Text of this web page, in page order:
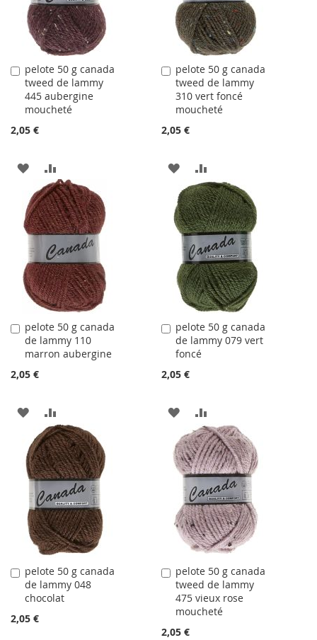
D'ACHATS
D'ACHATS
pelote 50 g canada
tweed de lammy
445 aubergine
moucheté
2,05 €
Ajouter
au
panier
AJOUTER
À
LA
LISTE
D'ACHATS
AU
COMPARATEUR
pelote 50 g canada
tweed de lammy
310 vert foncé
moucheté
2,05 €
Ajouter
au
panier
AJOUTER
À
LA
LISTE
D'ACHATS
AU
COMPARATEUR
pelote 50 g canada
de lammy 110
marron aubergine
2,05 €
Ajouter
au
panier
AJOUTER
À
LA
LISTE
D'ACHATS
AU
COMPARATEUR
pelote 50 g canada
de lammy 079 vert
foncé
2,05 €
Ajouter
au
panier
AJOUTER
À
LA
LISTE
D'ACHATS
AU
COMPARATEUR
pelote 50 g canada
de lammy 048
chocolat
2,05 €
Ajouter
au
panier
pelote 50 g canada
tweed de lammy
475 vieux rose
moucheté
2,05 €
Ajouter
au
panier